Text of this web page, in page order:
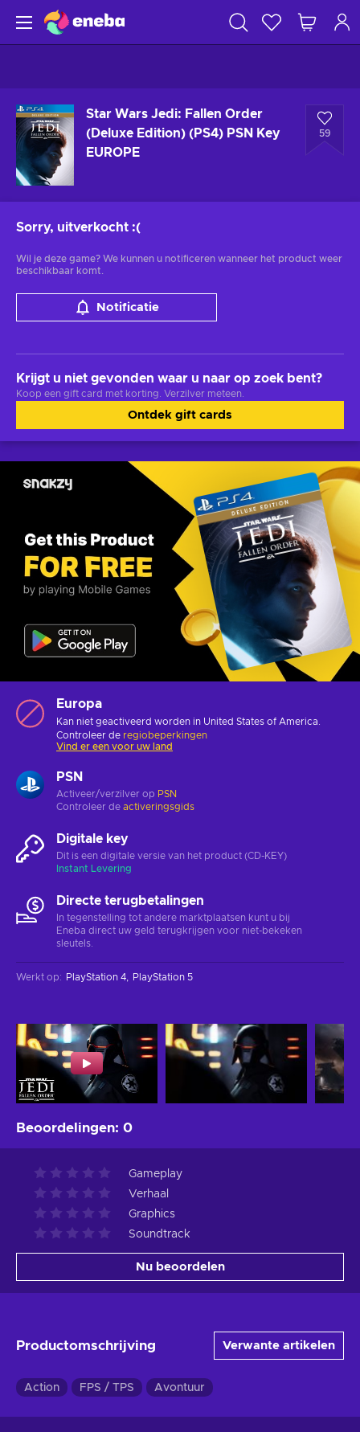
Star Wars Jedi: Fallen Order
(Deluxe Edition) (PS4) PSN Key
EUROPE
59
Sorry, uitverkocht :(
Wil je deze game? We kunnen u notificeren wanneer het product weer
beschikbaar komt.
Notificatie
Krijgt u niet gevonden waar u naar op zoek bent?
Koop een gift card met korting. Verzilver meteen.
Ontdek gift cards
Europa
Kan niet geactiveerd worden in United States of America.
Controleer de regiobeperkingen
Vind er een voor uw land
PSN
Activeer/verzilver op PSN
Controleer de activeringsgids
Digitale key
Dit is een digitale versie van het product (CD-KEY)
Instant Levering
Directe terugbetalingen
In tegenstelling tot andere marktplaatsen kunt u bij
Eneba direct uw geld terugkrijgen voor niet-bekeken
sleutels.
Werkt op: PlayStation 4 PlayStation 5
Beoordelingen: 0
Gameplay
Verhaal
Graphics
Soundtrack
Nu beoordelen
Productomschrijving Verwante artikelen
Action FPS / TPS Avontuur